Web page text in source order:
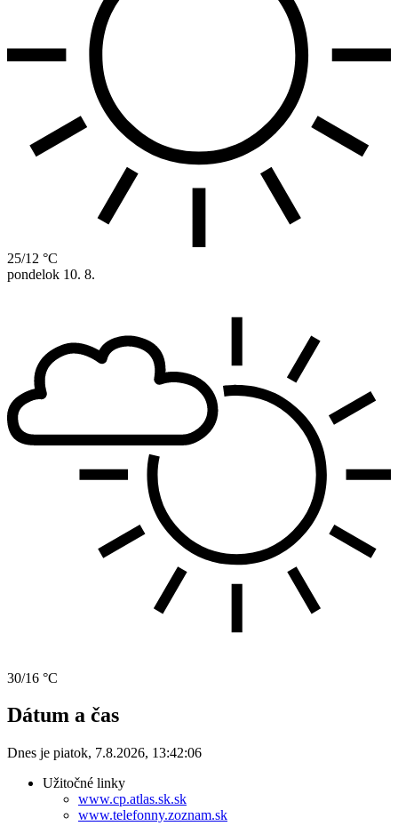
25/12 °C
pondelok 10. 8.
30/16 °C
Dátum a čas
Dnes je piatok, 7.8.2026, 13:42:06
Užitočné linky
www.cp.atlas.sk.sk
www.telefonny.zoznam.sk